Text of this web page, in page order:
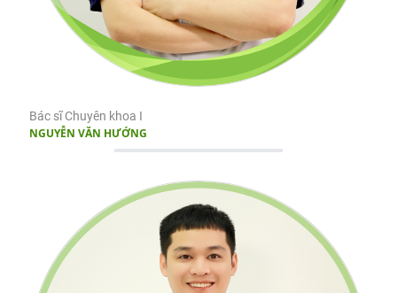
Bác sĩ Chuyên khoa I
NGUYỄN VĂN HƯỚNG